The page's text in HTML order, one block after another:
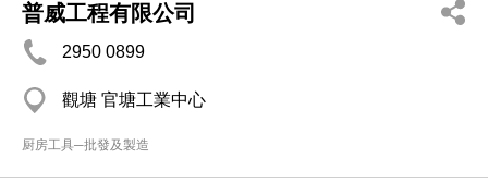
普威工程有限公司
2950 0899
觀塘 官塘工業中心
厨房工具─批發及製造